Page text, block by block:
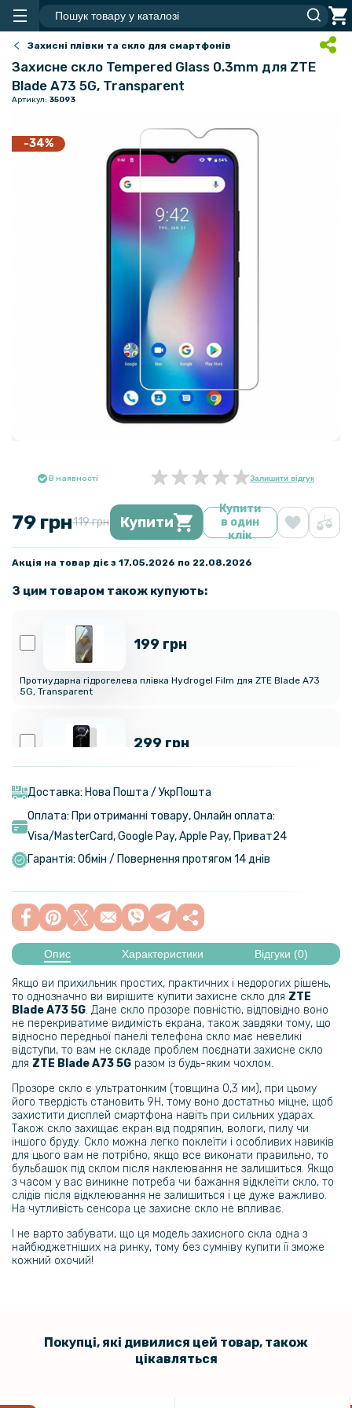
Захисні плівки та скло для смартфонів
Захисне скло Tempered Glass 0.3mm для ZTE
Blade A73 5G, Transparent
Артикул: 35093
-34%
В наявності Залишити відгук
79 грн119 грн Купити
Купити
в один
клік
Акція на товар діє з 17.05.2026 по 22.08.2026
З цим товаром також купують:
199 грн
Протиударна гідрогелева плівка Hydrogel Film для ZTE Blade A73
5G, Transparent
299 грн
399 грн
Гідрогелева плівка iNobi Privacy Matte для ZTE Blade A73 5G
199 грн
Протиударна гідрогелева плівка Hydrogel Film для ZTE Blade A73
299 грн
Гідрогелева плівка iNobi Matte для ZTE Blade A73 5G​ на задню
199 грн
Протиударна гідрогелева плівка Hydrogel Film для ZTE Blade V50
Vita, Transparent
299 грн
Гідрогелева плівка iNobi Matte для ZTE Blade V50 Vita, Матова
Гідрогелева плівка iNobi Privacy Matte для ZTE Blade V50 Vita
Доставка: Нова Пошта / УкрПошта
Оплата: При отриманні товару, Онлайн оплата:
Visa/MasterСard, Google Pay, Apple Pay, Приват24
Гарантія: Обмін / Повернення протягом 14 днів
Опис Характеристики Відгуки (0)
Якщо ви прихильник простих, практичних і недорогих рішень,
то однозначно ви вирішите купити захисне скло для ZTE
Blade A73 5G. Дане скло прозоре повністю, відповідно воно
не перекриватиме видимість екрана, також завдяки тому, що
відносно передньої панелі телефона скло має невеликі
відступи, то вам не складе проблем поєднати захисне скло
для ZTE Blade A73 5G разом із будь-яким чохлом.
Прозоре скло є ультратонким (товщина 0,3 мм), при цьому
його твердість становить 9H, тому воно достатньо міцне, щоб
захистити дисплей смартфона навіть при сильних ударах.
Також скло захищає екран від подряпин, вологи, пилу чи
іншого бруду. Скло можна легко поклеїти і особливих навиків
для цього вам не потрібно, якщо все виконати правильно, то
бульбашок під склом після наклеювання не залишиться. Якщо
з часом у вас виникне потреба чи бажання відклеїти скло, то
слідів після відклеювання не залишиться і це дуже важливо.
На чутливість сенсора це захисне скло не впливає.
І не варто забувати, що ця модель захисного скла одна з
найбюджетніших на ринку, тому без сумніву купити її зможе
кожний охочий!
Покупці, які дивилися цей товар, також
цікавляться